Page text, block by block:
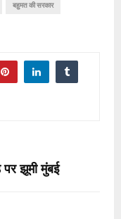
बहुमत की सरकार
पर झूमी मुंबई